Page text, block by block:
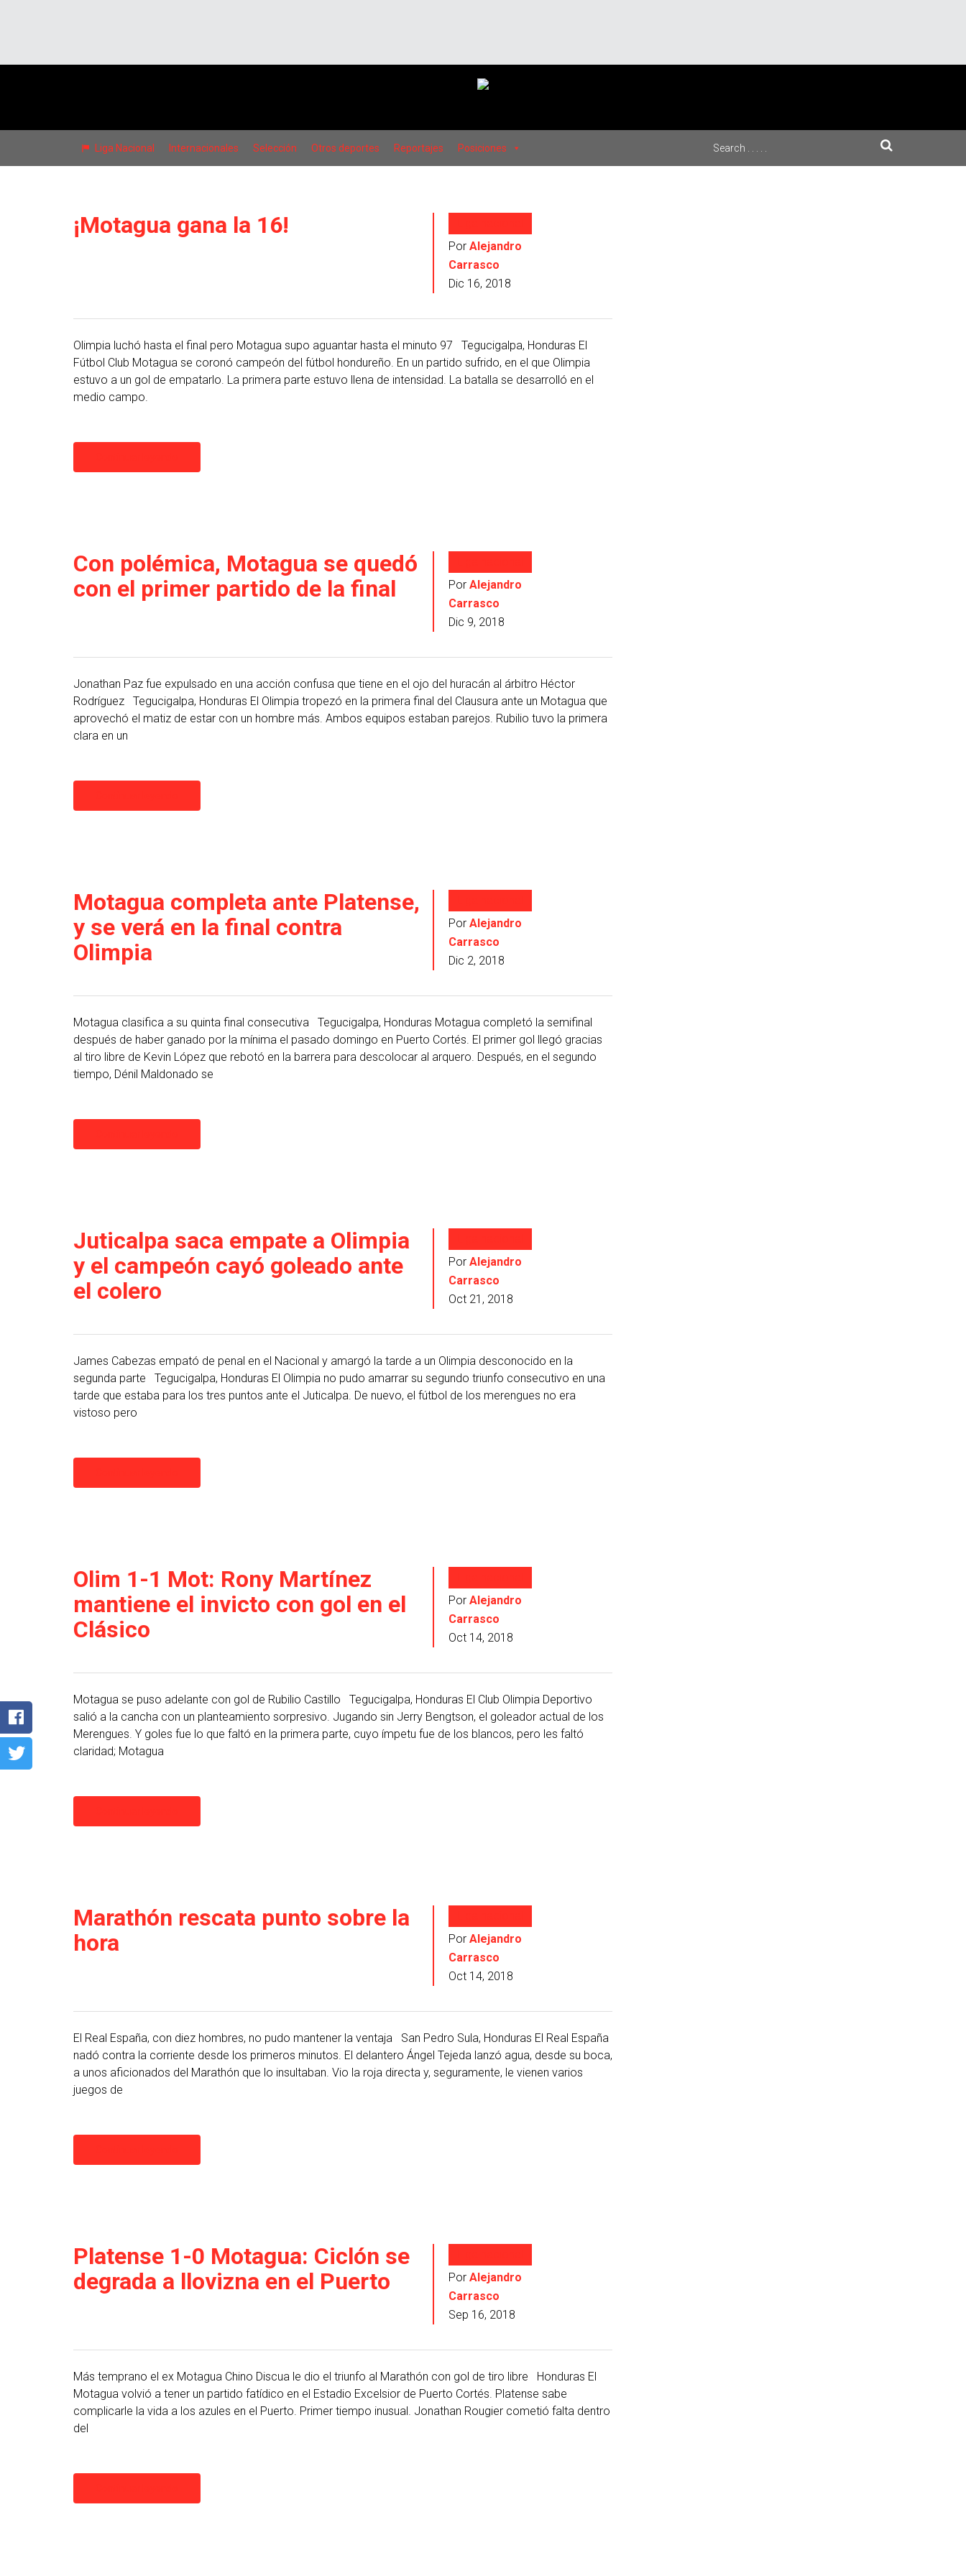
Liga Nacional Internacionales Selección Otros deportes Reportajes Posiciones
¡Motagua gana la 16!
Por Alejandro
Carrasco
Dic 16, 2018
Olimpia luchó hasta el final pero Motagua supo aguantar hasta el minuto 97 Tegucigalpa, Honduras El
Fútbol Club Motagua se coronó campeón del fútbol hondureño. En un partido sufrido, en el que Olimpia
estuvo a un gol de empatarlo. La primera parte estuvo llena de intensidad. La batalla se desarrolló en el
medio campo.
Con polémica, Motagua se quedó
con el primer partido de la final
Por Alejandro
Carrasco
Dic 9, 2018
Jonathan Paz fue expulsado en una acción confusa que tiene en el ojo del huracán al árbitro Héctor
Rodríguez Tegucigalpa, Honduras El Olimpia tropezó en la primera final del Clausura ante un Motagua que
aprovechó el matiz de estar con un hombre más. Ambos equipos estaban parejos. Rubilio tuvo la primera
clara en un
Motagua completa ante Platense,
y se verá en la final contra
Olimpia
Por Alejandro
Carrasco
Dic 2, 2018
Motagua clasifica a su quinta final consecutiva Tegucigalpa, Honduras Motagua completó la semifinal
después de haber ganado por la mínima el pasado domingo en Puerto Cortés. El primer gol llegó gracias
al tiro libre de Kevin López que rebotó en la barrera para descolocar al arquero. Después, en el segundo
tiempo, Dénil Maldonado se
Juticalpa saca empate a Olimpia
y el campeón cayó goleado ante
el colero
Por Alejandro
Carrasco
Oct 21, 2018
James Cabezas empató de penal en el Nacional y amargó la tarde a un Olimpia desconocido en la
segunda parte Tegucigalpa, Honduras El Olimpia no pudo amarrar su segundo triunfo consecutivo en una
tarde que estaba para los tres puntos ante el Juticalpa. De nuevo, el fútbol de los merengues no era
vistoso pero
Olim 1-1 Mot: Rony Martínez
mantiene el invicto con gol en el
Clásico
Por Alejandro
Carrasco
Oct 14, 2018
Motagua se puso adelante con gol de Rubilio Castillo Tegucigalpa, Honduras El Club Olimpia Deportivo
salió a la cancha con un planteamiento sorpresivo. Jugando sin Jerry Bengtson, el goleador actual de los
Merengues. Y goles fue lo que faltó en la primera parte, cuyo ímpetu fue de los blancos, pero les faltó
claridad; Motagua
Marathón rescata punto sobre la
hora
Por Alejandro
Carrasco
Oct 14, 2018
El Real España, con diez hombres, no pudo mantener la ventaja San Pedro Sula, Honduras El Real España
nadó contra la corriente desde los primeros minutos. El delantero Ángel Tejeda lanzó agua, desde su boca,
a unos aficionados del Marathón que lo insultaban. Vio la roja directa y, seguramente, le vienen varios
juegos de
Platense 1-0 Motagua: Ciclón se
degrada a llovizna en el Puerto
Por Alejandro
Carrasco
Sep 16, 2018
Más temprano el ex Motagua Chino Discua le dio el triunfo al Marathón con gol de tiro libre Honduras El
Motagua volvió a tener un partido fatídico en el Estadio Excelsior de Puerto Cortés. Platense sabe
complicarle la vida a los azules en el Puerto. Primer tiempo inusual. Jonathan Rougier cometió falta dentro
del